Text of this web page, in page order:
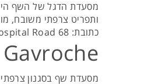
מסעדת הדגל של השף
ותפריט צרפתי משובח,
כתובת: Royal Hospital Road 68
Gavroche
מסעדת שף בסגנון